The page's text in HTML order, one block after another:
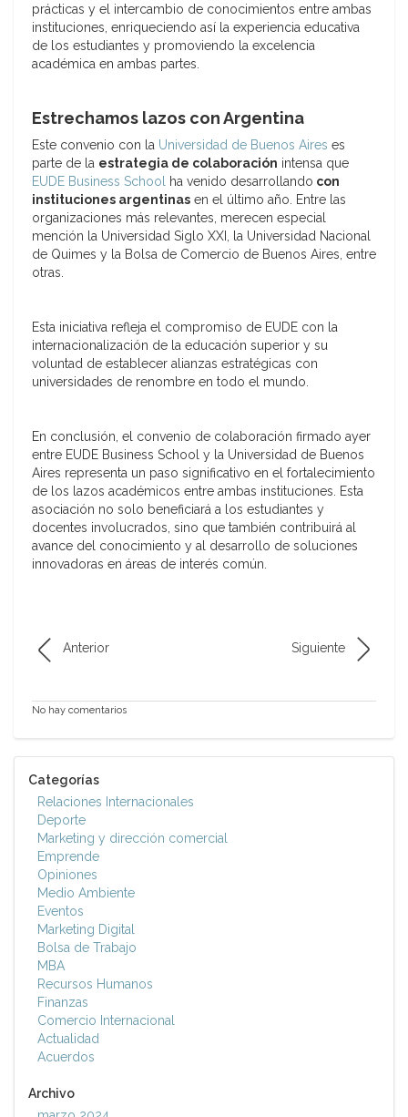
prácticas y el intercambio de conocimientos entre ambas
instituciones, enriqueciendo así la experiencia educativa
de los estudiantes y promoviendo la excelencia
académica en ambas partes.
Estrechamos lazos con Argentina
Este convenio con la Universidad de Buenos Aires es
parte de la estrategia de colaboración intensa que
EUDE Business School ha venido desarrollando con
instituciones argentinas en el último año. Entre las
organizaciones más relevantes, merecen especial
mención la Universidad Siglo XXI, la Universidad Nacional
de Quimes y la Bolsa de Comercio de Buenos Aires, entre
otras.
Esta iniciativa refleja el compromiso de EUDE con la
internacionalización de la educación superior y su
voluntad de establecer alianzas estratégicas con
universidades de renombre en todo el mundo.
En conclusión, el convenio de colaboración firmado ayer
entre EUDE Business School y la Universidad de Buenos
Aires representa un paso significativo en el fortalecimiento
de los lazos académicos entre ambas instituciones. Esta
asociación no solo beneficiará a los estudiantes y
docentes involucrados, sino que también contribuirá al
avance del conocimiento y al desarrollo de soluciones
innovadoras en áreas de interés común.
Anterior Siguiente
No hay comentarios
Categorías
Relaciones Internacionales
Deporte
Marketing y dirección comercial
Emprende
Opiniones
Medio Ambiente
Eventos
Marketing Digital
Bolsa de Trabajo
MBA
Recursos Humanos
Finanzas
Comercio Internacional
Actualidad
Acuerdos
Archivo